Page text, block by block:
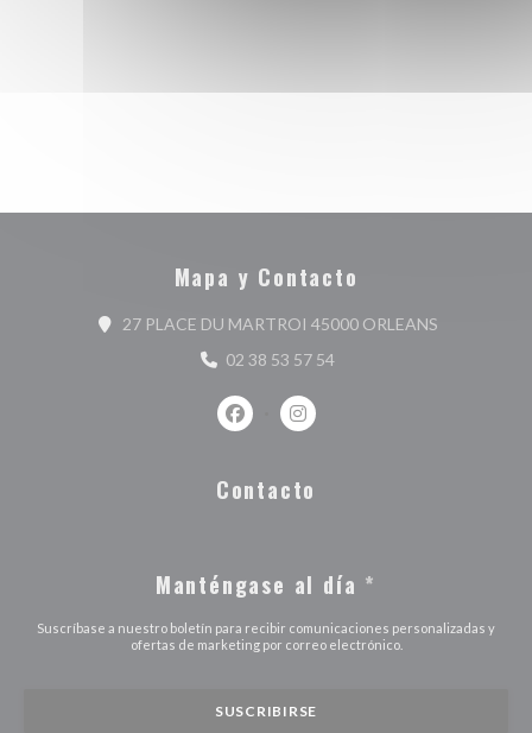
Mapa y Contacto
27 PLACE DU MARTROI 45000 ORLEANS((abre en
02 38 53 57 54
Facebook ((abre en una nueva
Instagram ((abre en una
Contacto
Manténgase al día *
Suscríbase a nuestro boletín para recibir comunicaciones personalizadas y
ofertas de marketing por correo electrónico.
SUSCRIBIRSE